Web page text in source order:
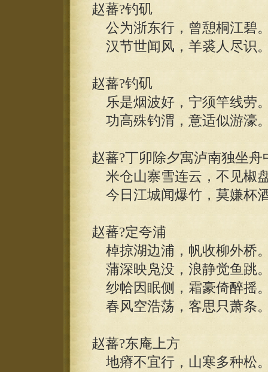
赵蕃?钓矶
公为浙东行，曾憩桐江碧
汉节世闻风，羊裘人尽识
赵蕃?钓矶
乐是烟波好，宁须竿线劳
功高殊钓渭，意适似游濠
赵蕃?丁卯除夕寓泸南独坐
米仓山寨雪连云，不见椒
今日江城闻爆竹，莫嫌杯
赵蕃?定夸浦
棹掠湖边浦，帆收柳外桥
蒲深映凫没，浪静觉鱼跳
纱帢因眠侧，霜豪倚醉摇
春风空浩荡，客思只萧条
赵蕃?东庵上方
地瘠不宜行，山寒多种松